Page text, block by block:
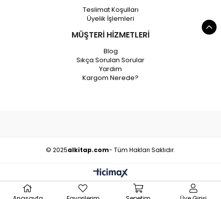
Teslimat Koşulları
Üyelik İşlemleri
MÜŞTERİ HİZMETLERİ
Blog
Sıkça Sorulan Sorular
Yardım
Kargom Nerede?
© 2025alkitap.com- Tüm Hakları Saklıdır.